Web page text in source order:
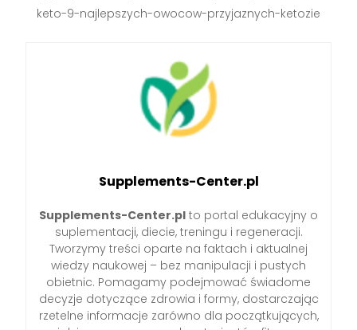
keto-9-najlepszych-owocow-przyjaznych-ketozie
Supplements-Center.pl
Supplements-Center.pl to portal edukacyjny o
suplementacji, diecie, treningu i regeneracji.
Tworzymy treści oparte na faktach i aktualnej
wiedzy naukowej – bez manipulacji i pustych
obietnic. Pomagamy podejmować świadome
decyzje dotyczące zdrowia i formy, dostarczając
rzetelne informacje zarówno dla początkujących,